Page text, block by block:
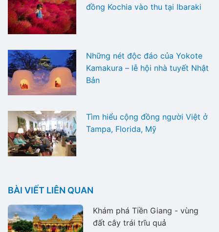
đồng Kochia vào thu tại Ibaraki
Những nét độc đáo của Yokote
Kamakura – lễ hội nhà tuyết Nhật
Bản
Tìm hiểu cộng đồng người Việt ở
Tampa, Florida, Mỹ
BÀI VIẾT LIÊN QUAN
Khám phá Tiền Giang - vùng
đất cây trái trĩu quả